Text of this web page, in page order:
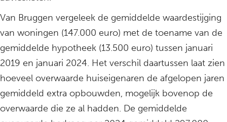
Van Bruggen vergeleek de gemiddelde waardestijging
van woningen (147.000 euro) met de toename van de
gemiddelde hypotheek (13.500 euro) tussen januari
2019 en januari 2024. Het verschil daartussen laat zien
hoeveel overwaarde huiseigenaren de afgelopen jaren
gemiddeld extra opbouwden, mogelijk bovenop de
overwaarde die ze al hadden. De gemiddelde